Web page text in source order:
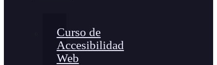
Curso de
Accesibilidad
Web